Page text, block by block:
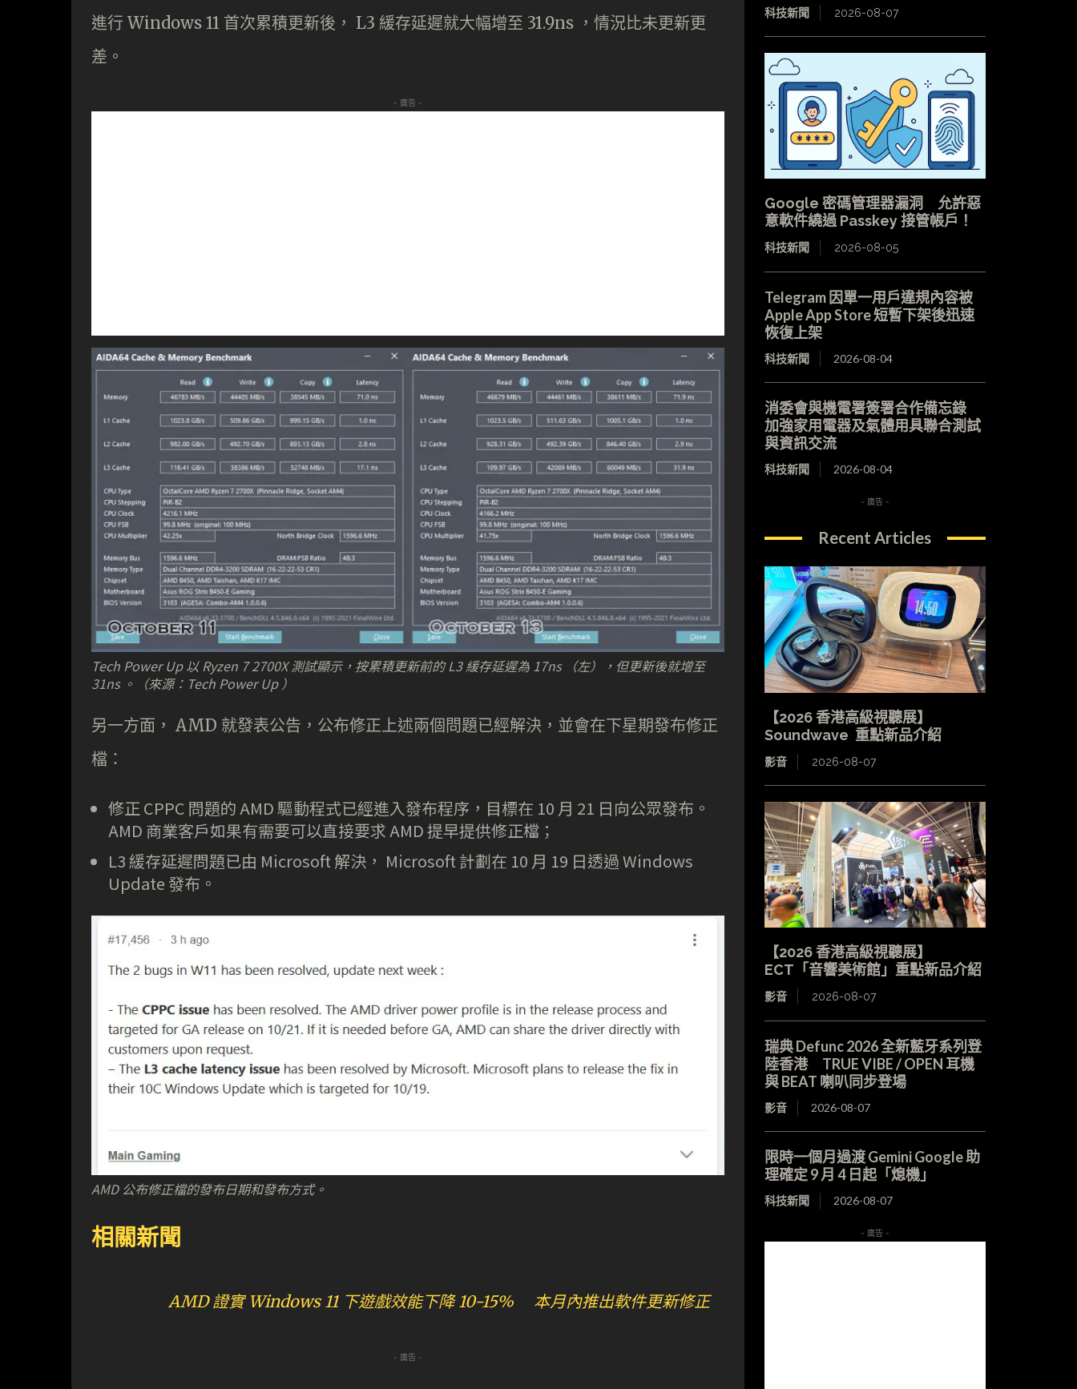
進行 Windows 11 首次累積更新後， L3 緩存延遲就大幅增至 31.9ns ，情況比未更新更
差。
- 廣告 -
Tech Power Up 以 Ryzen 7 2700X 測試顯示，按累積更新前的 L3 緩存延遲為 17ns （左），但更新後就增至
31ns 。（來源：Tech Power Up ）
另一方面， AMD 就發表公告，公布修正上述兩個問題已經解決，並會在下星期發布修正
檔：
修正 CPPC 問題的 AMD 驅動程式已經進入發布程序，目標在 10 月 21 日向公眾發布。
AMD 商業客戶如果有需要可以直接要求 AMD 提早提供修正檔；
L3 緩存延遲問題已由 Microsoft 解決， Microsoft 計劃在 10 月 19 日透過 Windows
Update 發布。
AMD 公布修正檔的發布日期和發布方式。
相關新聞
AMD 證實 Windows 11 下遊戲效能下降 10-15% 本月內推出軟件更新修正
- 廣告 -
科技新聞 2026-08-07
Google 密碼管理器漏洞 允許惡
意軟件繞過 Passkey 接管帳戶！
科技新聞 2026-08-05
Telegram 因單一用戶違規內容被
Apple App Store 短暫下架後迅速
恢復上架
科技新聞 2026-08-04
消委會與機電署簽署合作備忘錄
加強家用電器及氣體用具聯合測試
與資訊交流
科技新聞 2026-08-04
- 廣告 -
Recent Articles
【2026 香港高級視聽展】
Soundwave 重點新品介紹
影音 2026-08-07
【2026 香港高級視聽展】
ECT「音響美術館」重點新品介紹
影音 2026-08-07
瑞典 Defunc 2026 全新藍牙系列登
陸香港 TRUE VIBE / OPEN 耳機
與 BEAT 喇叭同步登場
影音 2026-08-07
限時一個月過渡 Gemini Google 助
理確定 9 月 4 日起「熄機」
科技新聞 2026-08-07
- 廣告 -